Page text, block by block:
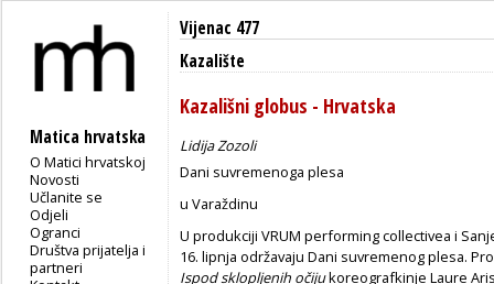
Matica hrvatska
O Matici hrvatskoj
Novosti
Učlanite se
Odjeli
Ogranci
Društva prijatelja i
partneri
Vijenac 477
Kazalište
Kazališni globus - Hrvatska
Lidija Zozoli
Dani suvremenoga plesa
u Varaždinu
U produkciji VRUM performing collectivea i
16. lipnja održavaju Dani suvremenog plesa.
Ispod sklopljenih očijukoreografkinje Laure